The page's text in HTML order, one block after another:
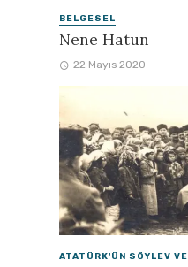
BELGESEL
Nene Hatun
22 Mayıs 2020
ATATÜRK'ÜN SÖYLEV